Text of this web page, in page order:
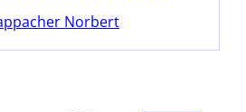
Norbert